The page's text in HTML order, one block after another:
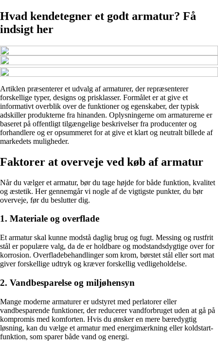
Hvad kendetegner et godt armatur? Få
indsigt her
Artiklen præsenterer et udvalg af armaturer, der repræsenterer
forskellige typer, designs og prisklasser. Formålet er at give et
informativt overblik over de funktioner og egenskaber, der typisk
adskiller produkterne fra hinanden. Oplysningerne om armaturerne er
baseret på offentligt tilgængelige beskrivelser fra producenter og
forhandlere og er opsummeret for at give et klart og neutralt billede af
markedets muligheder.
Faktorer at overveje ved køb af armatur
Når du vælger et armatur, bør du tage højde for både funktion, kvalitet
og æstetik. Her gennemgår vi nogle af de vigtigste punkter, du bør
overveje, før du beslutter dig.
1. Materiale og overflade
Et armatur skal kunne modstå daglig brug og fugt. Messing og rustfrit
stål er populære valg, da de er holdbare og modstandsdygtige over for
korrosion. Overfladebehandlinger som krom, børstet stål eller sort mat
giver forskellige udtryk og kræver forskellig vedligeholdelse.
2. Vandbesparelse og miljøhensyn
Mange moderne armaturer er udstyret med perlatorer eller
vandbesparende funktioner, der reducerer vandforbruget uden at gå på
kompromis med komforten. Hvis du ønsker en mere bæredygtig
løsning, kan du vælge et armatur med energimærkning eller koldstart-
funktion, som sparer både vand og energi.